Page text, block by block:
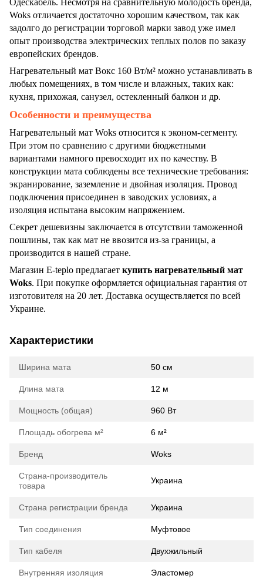
Одескабель. Несмотря на сравнительную молодость бренда,
Woks отличается достаточно хорошим качеством, так как
задолго до регистрации торговой марки завод уже имел
опыт производства электрических теплых полов по заказу
европейских брендов.
Нагревательный мат Вокс 160 Вт/м² можно устанавливать в
любых помещениях, в том числе и влажных, таких как:
кухня, прихожая, санузел, остекленный балкон и др.
Особенности и преимущества
Нагревательный мат Woks относится к эконом-сегменту.
При этом по сравнению с другими бюджетными
вариантами намного превосходит их по качеству. В
конструкции мата соблюдены все технические требования:
экранирование, заземление и двойная изоляция. Провод
подключения присоединен в заводских условиях, а
изоляция испытана высоким напряжением.
Секрет дешевизны заключается в отсутствии таможенной
пошлины, так как мат не ввозится из-за границы, а
производится в нашей стране.
Магазин E-teplo предлагает купить нагревательный мат
Woks. При покупке оформляется официальная гарантия от
изготовителя на 20 лет. Доставка осуществляется по всей
Украине.
Характеристики
Ширина мата 50 см
Длина мата 12 м
Мощность (общая) 960 Вт
Площадь обогрева м² 6 м²
Бренд Woks
Страна-производитель
товара
Украина
Страна регистрации бренда Украина
Тип соединения Муфтовое
Тип кабеля Двухжильный
Внутренняя изоляция Эластомер